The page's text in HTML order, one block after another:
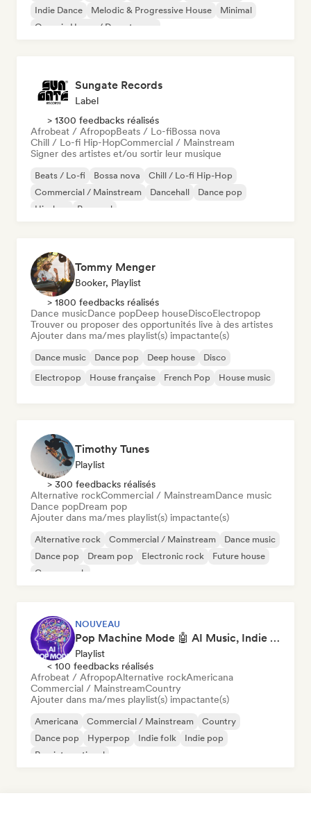
Indie Dance
Melodic & Progressive House
Minimal
Organic House / Downtempo
Sungate Records
Label
> 1300 feedbacks réalisés
Afrobeat / AfropopBeats / Lo-fiBossa nova
Chill / Lo-fi Hip-HopCommercial / Mainstream
Signer des artistes et/ou sortir leur musique
Beats / Lo-fi Bossa nova
Chill / Lo-fi Hip-Hop
Commercial / Mainstream
Dancehall
Dance pop
Hip-hop
Pop soul
Tommy Menger
Booker, Playlist
> 1800 feedbacks réalisés
Dance musicDance popDeep houseDiscoElectropop
Trouver ou proposer des opportunités live à des artistes
Ajouter dans ma/mes playlist(s) impactante(s)
Dance music Dance pop Deep house
Disco
Electropop
House française French Pop House music
Timothy Tunes
Playlist
> 300 feedbacks réalisés
Alternative rockCommercial / MainstreamDance music
Dance popDream pop
Ajouter dans ma/mes playlist(s) impactante(s)
Alternative rock Commercial / Mainstream
Dance music
Dance pop
Dream pop Electronic rock
Future house
Garage rock
NOUVEAU
Pop Machine Mode 🤖 AI Music, Indie Pop & Dream Pop
Playlist
< 100 feedbacks réalisés
Afrobeat / AfropopAlternative rockAmericana
Commercial / MainstreamCountry
Ajouter dans ma/mes playlist(s) impactante(s)
Americana Commercial / Mainstream
Country
Dance pop
Hyperpop Indie folk
Indie pop
Pop international